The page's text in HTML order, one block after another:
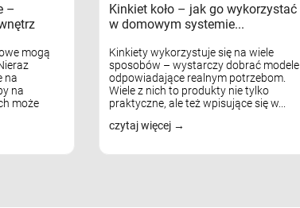
–
mogą
na
na
może
Kinkiet koło – jak go wykorzystać
w domowym systemie...
Kinkiety wykorzystuje się na wiele
sposobów – wystarczy dobrać modele
odpowiadające realnym potrzebom.
Wiele z nich to produkty nie tylko
praktyczne, ale też wpisujące się w...
czytaj więcej